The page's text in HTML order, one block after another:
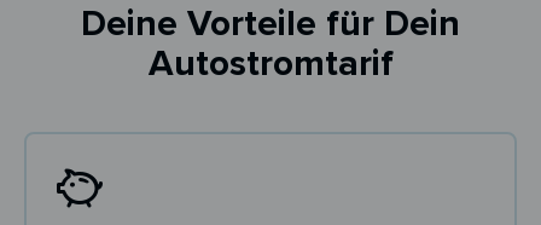
Deine Vorteile für Dein
Autostromtarif